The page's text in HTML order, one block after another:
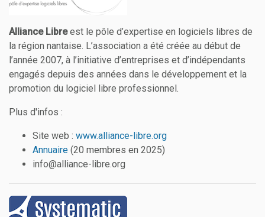
Alliance Libreest le pôle d’expertise en logiciels libres de
la région nantaise. L’association a été créée au début de
l’année 2007, à l’initiative d’entreprises et d’indépendants
engagés depuis des années dans le développement et la
promotion du logiciel libre professionnel.
Plus d'infos :
Site web : www.alliance-libre.org
Annuaire (20 membres en 2025)
info@alliance-libre.org